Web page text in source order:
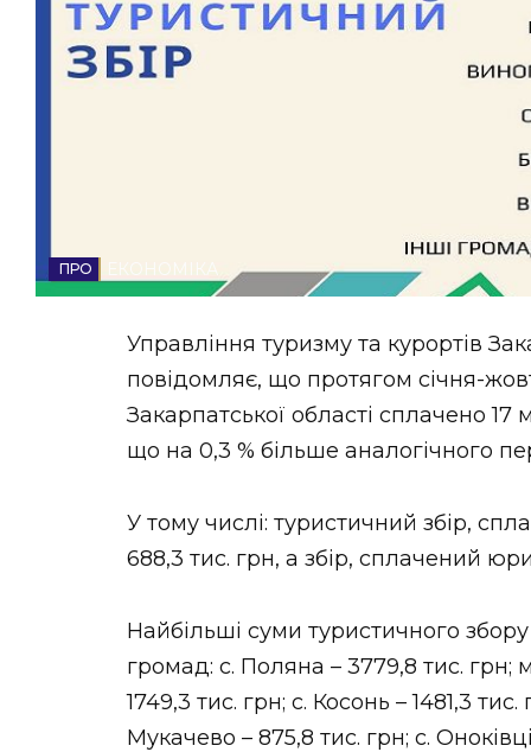
НОВИНИ ЗАХІДНОЇ УКРАЇНИ
ВІДЕОЕКОНОМІКА
Управління туризму та курортів
повідомляє, що протягом січня-
Закарпатської області сплачено 17
що на 0,3 % більше аналогічного
У тому числі: туристичний збір,
688,3 тис. грн, а збір, сплачений
Найбільші суми туристичного
громад: с. Поляна – 3779,8 тис. грн;
1749,3 тис. грн; с. Косонь – 1481,3
Мукачево – 875,8 тис. грн; с.